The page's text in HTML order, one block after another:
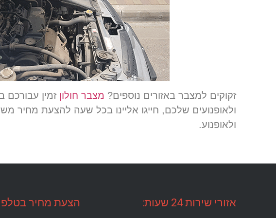
זקוקים למצבר באזורים נוספים? מצבר חולון זמין
ולאופנועים שלכם, חייגו אליינו בכל שעה להצעת
ולאופנוע.
אזורי שירות 24 שעות: הצעת מחיר